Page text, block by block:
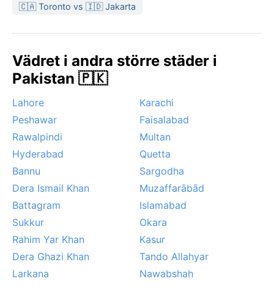
🇨🇦 Toronto vs 🇮🇩 Jakarta
Vädret i andra större städer i
Pakistan 🇵🇰
Lahore
Karachi
Peshawar
Faisalabad
Rawalpindi
Multan
Hyderabad
Quetta
Bannu
Sargodha
Dera Ismail Khan
Muzaffarābād
Battagram
Islamabad
Sukkur
Okara
Rahim Yar Khan
Kasur
Dera Ghazi Khan
Tando Allahyar
Larkana
Nawabshah